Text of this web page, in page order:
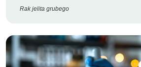
Rak jelita grubego